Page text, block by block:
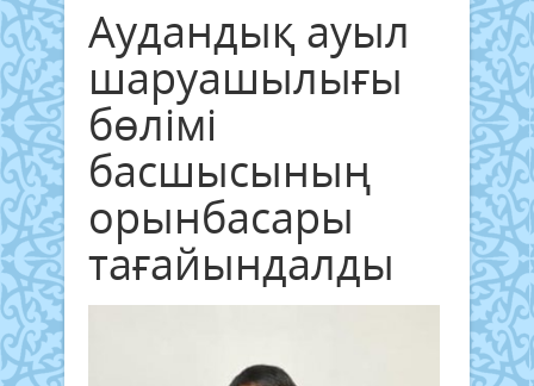
Аудандық ауыл
шаруашылығы
бөлімі
басшысының
орынбасары
тағайындалды